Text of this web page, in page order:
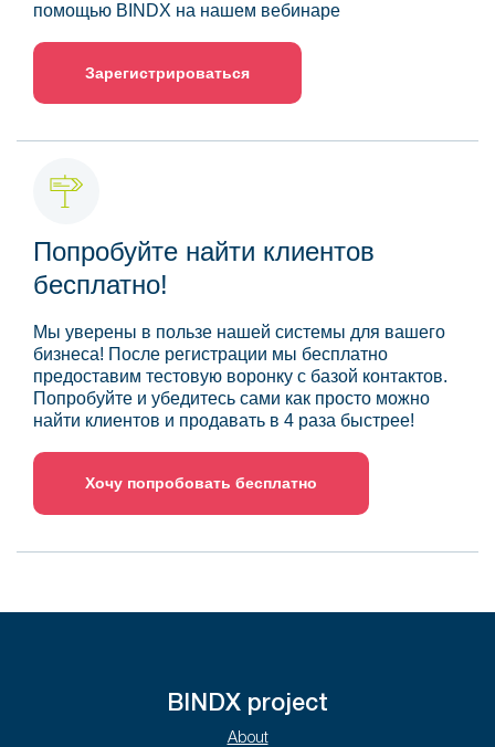
помощью BINDX на нашем вебинаре
Зарегистрироваться
Попробуйте найти клиентов
бесплатно!
Мы уверены в пользе нашей системы для вашего
бизнеса! После регистрации мы бесплатно
предоставим тестовую воронку с базой контактов.
Попробуйте и убедитесь сами как просто можно
найти клиентов и продавать в 4 раза быстрее!
Хочу попробовать бесплатно
BINDX project
About